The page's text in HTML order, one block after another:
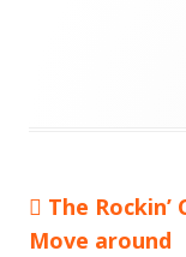
Vorheriger
Beitrag:
The Rockin’
Move around